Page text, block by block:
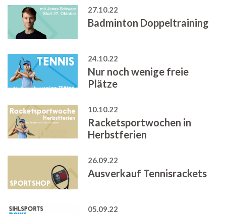
27.10.22
Badminton Doppeltraining
24.10.22
Nur noch wenige freie
Plätze
10.10.22
Racketsportwochen in
Herbstferien
26.09.22
Ausverkauf Tennisrackets
05.09.22